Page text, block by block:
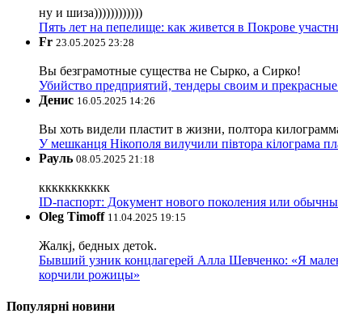
ну и шиза))))))))))))
Пять лет на пепелище: как живется в Покрове
Fr 23.05.2025 23:28
Вы безграмотные существа не Сырко, а Сирко!
Убийство предприятий, тендеры своим и
Денис 16.05.2025 14:26
Вы хоть видели пластит в жизни, полтора
У мешканця Нікополя вилучили півтора кілограма
Рауль 08.05.2025 21:18
ккккккккккк
ID-паспорт: Документ нового поколения или
Oleg Timoff 11.04.2025 19:15
Жалкj, бедных детok.
Бывший узник концлагерей Алла Шевченко: «Я
корчили рожицы»
Популярні новини